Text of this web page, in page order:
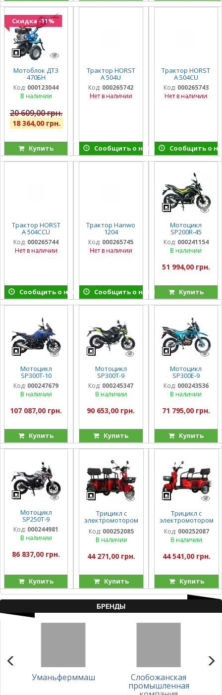
Скидка -11%
Мотоблок ДТЗ
470БН
Код: 000123044
В наличии
20 609,00 грн.
18 364,00 грн.
Купить
Трактор HORST
A 504U
Код: 000265742
Нет в наличии
Сообщить о наличии
Трактор HORST
A 504CU
Код: 000265743
Нет в наличии
Сообщить о
Трактор HORST
A 504CCU
Код: 000265744
Нет в наличии
Сообщить о наличии
Трактор Hanwo
1204
Код: 000265745
Нет в наличии
Сообщить о наличии
Мотоцикл
SP200R-45
Код: 000241154
В наличии
51 994,00 грн.
Купить
Мотоцикл
SP300T-10
Код: 000247679
В наличии
107 087,00 грн.
Купить
Мотоцикл
SP300T-9
Код: 000245347
В наличии
90 653,00 грн.
Купить
Мотоцикл
SP300E-9
Код: 000243536
В наличии
71 795,00 грн.
Купить
Мотоцикл
SP250T-9
Код: 000244981
В наличии
86 837,00 грн.
Купить
Трицикл с
электромотором
Spark Way 1200w
Код: 000252085
В наличии
44 271,00 грн.
Купить
Трицикл с
электромотором
Spark Line 1200w
Код: 000252087
В наличии
44 541,00 грн.
Купить
БРЕНДЫ
Уманьферммаш Слобожанская
промышленная